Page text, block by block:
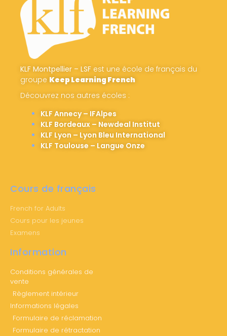
KLF Montpellier – LSF est une école de français du
groupe Keep Learning French
Découvrez nos autres écoles :
KLF Annecy – IFAlpes
KLF Bordeaux – Newdeal Institut
KLF Lyon – Lyon Bleu International
KLF Toulouse – Langue Onze
Cours de français
French for Adults
Cours pour les jeunes
Examens
Information
Conditions générales de
vente
Règlement intérieur
Informations légales
Formulaire de réclamation
Formulaire de rétractation